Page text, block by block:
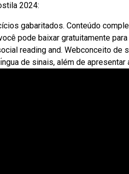
2024:
gabaritados. Conteúdo
pode baixar gratuitamente
reading and. Webconceito
de sinais, além de